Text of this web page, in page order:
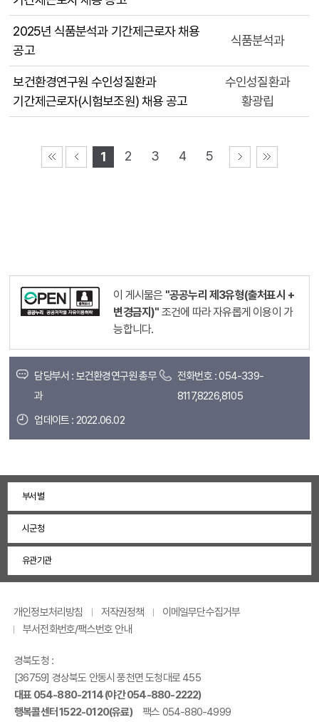
2025년 식품분석과 기간제근로자 채용
공고
식품분석과
보건환경연구원 수인성질환과
기간제근로자(시험보조원) 채용 공고
수인성질환과
황광립
1 2 3 4 5
이 게시물은 "공공누리 제3유형(출처표시 +
변경금지)" 조건에 따라 자유롭게 이용이 가
능합니다.
담당부서 : 보건환경연구원 총무
과
전화번호 : 054-339-
8117,8226,8105
업데이트 : 2022.06.02
부서별
시군청
유관기관
개인정보처리방침 저작권정책
이메일무단수집거부
부서전화번호/팩스번호 안내
경북도청 :
[36759] 경상북도 안동시 풍천면 도청대로 455
대표 054-880-2114 (야간 054-880-2222)
행복콜센터 1522-0120(유료)
팩스 054-880-4999